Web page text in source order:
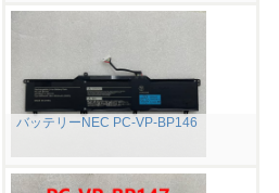
バッテリーNEC PC-VP-BP146